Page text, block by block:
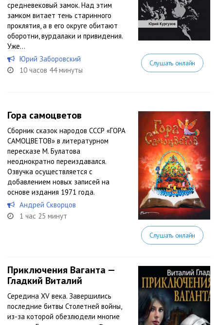
средневековый замок. Над этим
замком витает тень старинного
проклятия, а в его округе обитают
оборотни, вурдалаки и привидения.
Уже...
Юрий Заборовский
10 часов 44 минуты
Слушать онлайн
Гора самоцветов
Сборник сказок народов СССР «ГОРА
САМОЦВЕТОВ» в литературном
пересказе М. Булатова
неоднократно переиздавался.
Озвучка осуществляется с
добавлением новых записей на
основе издания 1971 года.
Андрей Скворцов
1 час 25 минут
Слушать онлайн
Приключения Ваганта —
Гладкий Виталий
Середина XV века. Завершились
последние битвы Столетней войны,
из-за которой обезлюдели многие